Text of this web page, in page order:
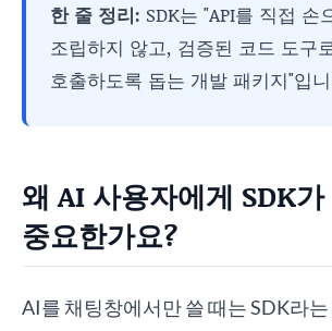
한 줄 정리: SDK는 "API를 직접 손
조립하지 않고, 검증된 코드 도구
호출하도록 돕는 개발 패키지"입
왜 AI 사용자에게 SDK가
중요한가요?
AI를 채팅창에서만 쓸 때는 SDK라는